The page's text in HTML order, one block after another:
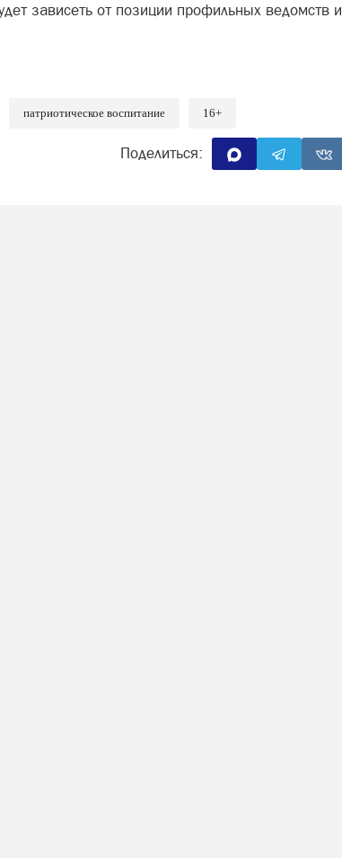
зависеть от позиции профильных ведомств и
патриотическое воспитание 16+
Поделиться: